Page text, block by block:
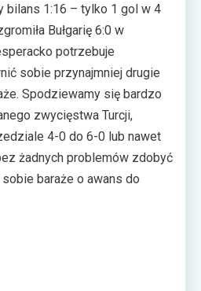
bilans 1:16 – tylko 1 gol w 4
Bułgarię 6:0 w
potrzebuje
sobie przynajmniej drugie
Spodziewamy się bardzo
zwycięstwa Turcji,
4-0 do 6-0 lub nawet
żadnych problemów zdobyć
baraże o awans do